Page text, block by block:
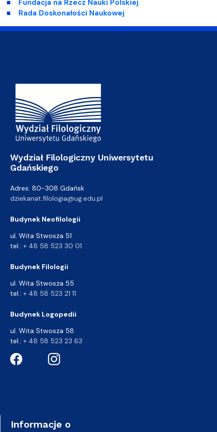
Fundacja na Rzecz Nauki Polskiej
Rada Doskonałości Naukowej
Adres Wydziału
Wydział Filologiczny Uniwersytetu
Gdańskiego
Adres: 80-308 Gdańsk
dziekanat.filologia@ug.edu.pl
Budynek Neofilologii
ul. Wita Stwosza 51
tel.: + 48 58 523 30 01
Budynek Filologii
ul. Wita Stwosza 55
tel.: + 48 58 523 21 11
Budynek Logopedii
ul. Wita Stwosza 58
tel.: + 48 58 523 23 63
Informacje o